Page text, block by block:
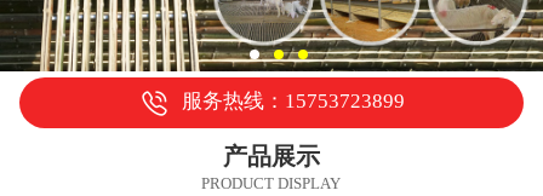
服务热线：15753723899
产品展示
PRODUCT DISPLAY